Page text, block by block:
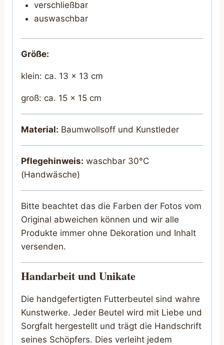
verschließbar
auswaschbar
Größe:
klein: ca. 13 x 13 cm
groß: ca. 15 x 15 cm
Material: Baumwollsoff und Kunstleder
Pflegehinweis: waschbar 30°C
(Handwäsche)
Bitte beachtet das die Farben der Fotos vom
Original abweichen können und wir alle
Produkte immer ohne Dekoration und Inhalt
versenden.
Handarbeit und Unikate
Die handgefertigten Futterbeutel sind wahre
Kunstwerke. Jeder Beutel wird mit Liebe und
Sorgfalt hergestellt und trägt die Handschrift
seines Schöpfers. Dies verleiht jedem